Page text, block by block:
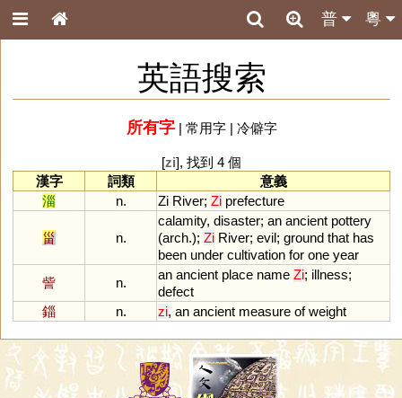
粵
普
英語搜索
所有字| 常用字| 冷僻字
[zi], 找到 4 個
漢字
詞類
意義
淄
n. Zi River; Zi prefecture
甾 n.
calamity, disaster; an ancient pottery
(arch.); Zi River; evil; ground that has
been under cultivation for one year
訾
n.
an ancient place name Zi; illness;
defect
錙
n. zi, an ancient measure of weight